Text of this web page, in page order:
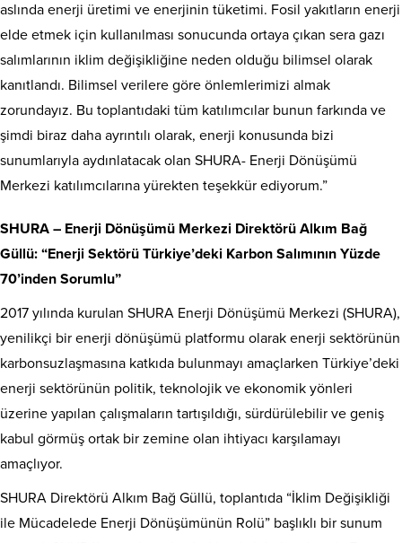
aslında enerji üretimi ve enerjinin tüketimi. Fosil yakıtların enerji
elde etmek için kullanılması sonucunda ortaya çıkan sera gazı
salımlarının iklim değişikliğine neden olduğu bilimsel olarak
kanıtlandı. Bilimsel verilere göre önlemlerimizi almak
zorundayız. Bu toplantıdaki tüm katılımcılar bunun farkında ve
şimdi biraz daha ayrıntılı olarak, enerji konusunda bizi
sunumlarıyla aydınlatacak olan SHURA- Enerji Dönüşümü
Merkezi katılımcılarına yürekten teşekkür ediyorum.”
SHURA – Enerji Dönüşümü Merkezi Direktörü Alkım Bağ
Güllü: “Enerji Sektörü Türkiye’deki Karbon Salımının Yüzde
70’inden Sorumlu”
2017 yılında kurulan SHURA Enerji Dönüşümü Merkezi (SHURA),
yenilikçi bir enerji dönüşümü platformu olarak enerji sektörünün
karbonsuzlaşmasına katkıda bulunmayı amaçlarken Türkiye’deki
enerji sektörünün politik, teknolojik ve ekonomik yönleri
üzerine yapılan çalışmaların tartışıldığı, sürdürülebilir ve geniş
kabul görmüş ortak bir zemine olan ihtiyacı karşılamayı
amaçlıyor.
SHURA Direktörü Alkım Bağ Güllü, toplantıda “İklim Değişikliği
ile Mücadelede Enerji Dönüşümünün Rolü” başlıklı bir sunum